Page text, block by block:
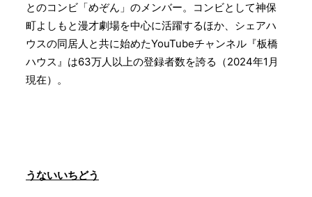
とのコンビ「めぞん」のメンバー。コンビとして神保
町よしもと漫才劇場を中心に活躍するほか、シェアハ
ウスの同居人と共に始めたYouTubeチャンネル『板橋
ハウス』は63万人以上の登録者数を誇る（2024年1月
現在）。
うないいちどう